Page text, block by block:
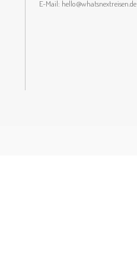
E-Mail: hello@whatsnextreisen.de